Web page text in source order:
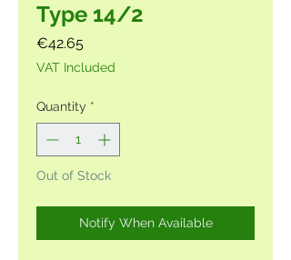
Type 14/2
€42.65Price
VAT Included
Quantity *
Out of Stock
Notify When Available